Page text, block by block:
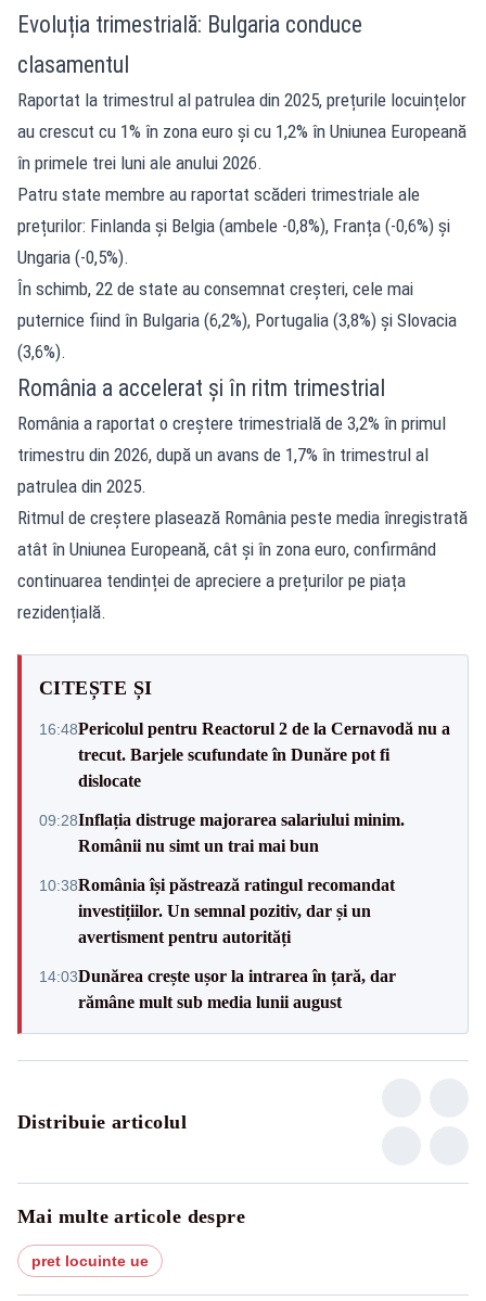
Evoluția trimestrială: Bulgaria conduce
clasamentul
Raportat la trimestrul al patrulea din 2025, prețurile locuințelor
au crescut cu 1% în zona euro și cu 1,2% în Uniunea Europeană
în primele trei luni ale anului 2026.
Patru state membre au raportat scăderi trimestriale ale
prețurilor: Finlanda și Belgia (ambele -0,8%), Franța (-0,6%) și
Ungaria (-0,5%).
În schimb, 22 de state au consemnat creșteri, cele mai
puternice fiind în Bulgaria (6,2%), Portugalia (3,8%) și Slovacia
(3,6%).
România a accelerat și în ritm trimestrial
România a raportat o creștere trimestrială de 3,2% în primul
trimestru din 2026, după un avans de 1,7% în trimestrul al
patrulea din 2025.
Ritmul de creștere plasează România peste media înregistrată
atât în Uniunea Europeană, cât și în zona euro, confirmând
continuarea tendinței de apreciere a prețurilor pe piața
rezidențială.
CITEȘTE ȘI
16:48Pericolul pentru Reactorul 2 de la Cernavodă nu a
trecut. Barjele scufundate în Dunăre pot fi
dislocate
09:28Inflația distruge majorarea salariului minim.
Românii nu simt un trai mai bun
10:38România își păstrează ratingul recomandat
investițiilor. Un semnal pozitiv, dar și un
avertisment pentru autorități
14:03Dunărea crește ușor la intrarea în țară, dar
rămâne mult sub media lunii august
Distribuie articolul
Mai multe articole despre
pret locuinte ue